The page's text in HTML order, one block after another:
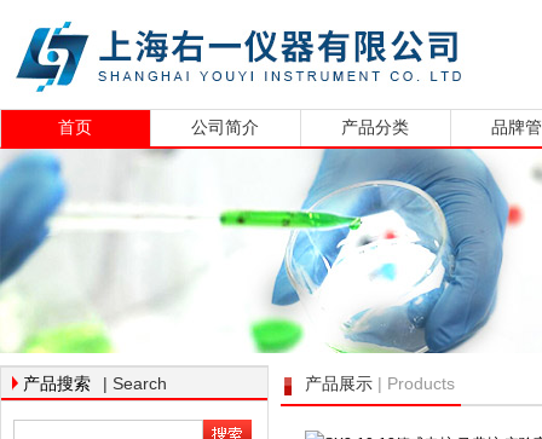
首页 公司简介 产品分类 品牌
产品搜索 | Search 产品展示 | Products